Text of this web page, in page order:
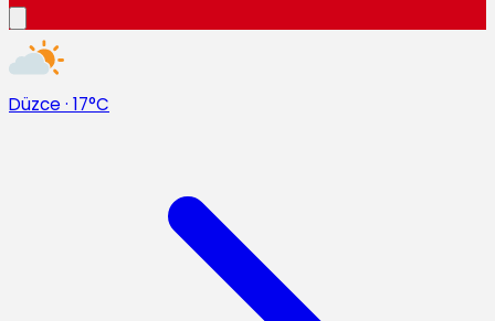
Düzce · 17°C